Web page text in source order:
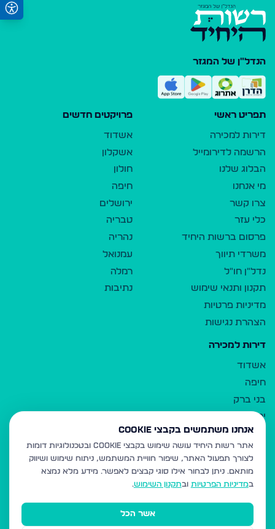
הנדל"ן של המגזר
תפריט ראשי
דירות למכירה
הרשמה לדירומייל
הבלוג שלנו
מי אנחנו
צרו קשר
כלי עזר
פרסום ברשות היחיד
משרדי תיווך
נדל"ן חו"ל
תקנון ותנאי שימוש
מדיניות פרטיות
הצהרת נגישות
פרויקטים חדשים
אשדוד
אשקלון
חולון
חיפה
ירושלים
טבריה
נהריה
עמנואל
רמלה
נתיבות
דירות למכירה
אשדוד
חיפה
בני ברק
ירושלים
אלעד
גבעת זאב
בית שמש
רכסים
מודיעין עילית
אנחנו משתמשים בקבצי Cookie
אתר רשות היחיד עושה שימוש בקבצי Cookie ובטכנולוגיות דומות
לצורך תפעול האתר, שיפור חוויית המשתמש, ניתוח שימוש ושיווק
מותאם. ניתן לבחור אילו סוגי קבצים לאפשר. מידע מלא נמצא
במדיניות הפרטיות ובתקנון השימוש.
אשר הכל